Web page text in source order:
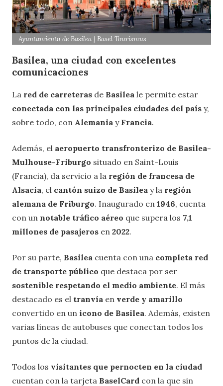
Ayuntamiento de Basilea | Basel Tourismus
Basilea, una ciudad con excelentes
comunicaciones
La red de carreteras de Basilea le permite estar
conectada con las principales ciudades del país y,
sobre todo, con Alemania y Francia.
Además, el aeropuerto transfronterizo de Basilea-
Mulhouse-Friburgo situado en Saint-Louis
(Francia), da servicio a la región de francesa de
Alsacia, el cantón suizo de Basilea y la región
alemana de Friburgo. Inaugurado en 1946, cuenta
con un notable tráfico aéreo que supera los 7,1
millones de pasajeros en 2022.
Por su parte, Basilea cuenta con una completa red
de transporte público que destaca por ser
sostenible respetando el medio ambiente. El más
destacado es el tranvía en verde y amarillo
convertido en un icono de Basilea. Además, existen
varias líneas de autobuses que conectan todos los
puntos de la ciudad.
Todos los visitantes que pernocten en la ciudad
cuentan con la tarjeta BaselCard con la que sin